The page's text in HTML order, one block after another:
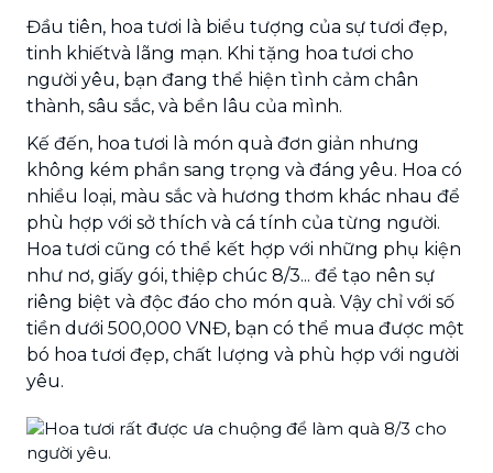
Đầu tiên, hoa tươi là biểu tượng của sự tươi đẹp,
tinh khiếtvà lãng mạn. Khi tặng hoa tươi cho
người yêu, bạn đang thể hiện tình cảm chân
thành, sâu sắc, và bền lâu của mình.
Kế đến, hoa tươi là món quà đơn giản nhưng
không kém phần sang trọng và đáng yêu. Hoa có
nhiều loại, màu sắc và hương thơm khác nhau để
phù hợp với sở thích và cá tính của từng người.
Hoa tươi cũng có thể kết hợp với những phụ kiện
như nơ, giấy gói, thiệp chúc 8/3... để tạo nên sự
riêng biệt và độc đáo cho món quà. Vậy chỉ với số
tiền dưới 500,000 VNĐ, bạn có thể mua được một
bó hoa tươi đẹp, chất lượng và phù hợp với người
yêu.